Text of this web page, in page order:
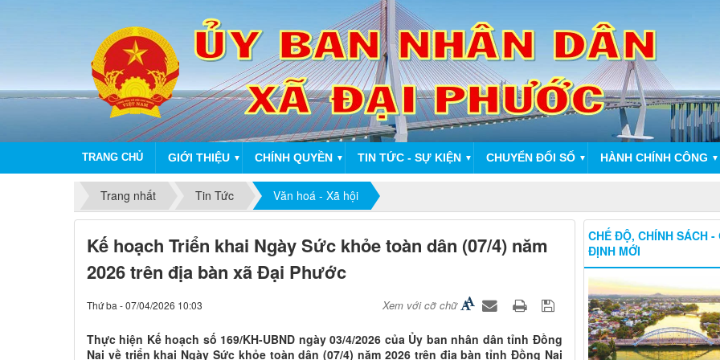
TRANG CHỦ GIỚI THIỆU ▼ CHÍNH QUYỀN ▼ TIN TỨC - SỰ KIỆN ▼ CHUYỂN ĐỔI SỐ ▼ HÀNH CHÍNH CÔNG ▼
Trang nhất Tin Tức Văn hoá - Xã hội
Kế hoạch Triển khai Ngày Sức khỏe toàn dân (07/4) năm
2026 trên địa bàn xã Đại Phước
Thứ ba - 07/04/2026 10:03 Xem với cỡ chữ
Thực hiện Kế hoạch số 169/KH-UBND ngày 03/4/2026 của Ủy ban nhân dân tỉnh Đồng
Nai về triển khai Ngày Sức khỏe toàn dân (07/4) năm 2026 trên địa bàn tỉnh Đồng Nai
CHẾ ĐỘ, CHÍNH SÁCH -
ĐỊNH MỚI